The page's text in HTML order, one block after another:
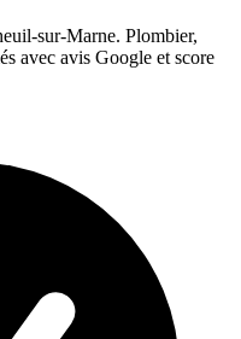
sur-Marne. Plombier,
avec avis Google et score